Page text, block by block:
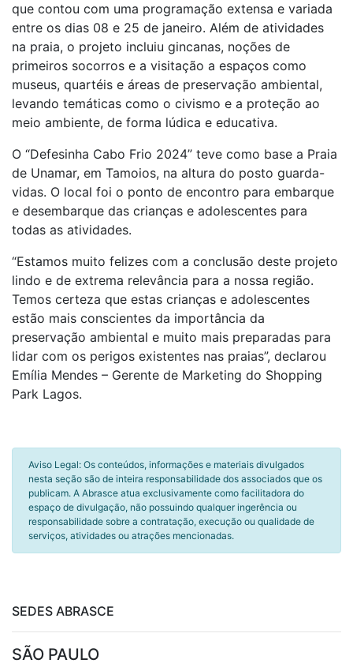
que contou com uma programação extensa e variada
entre os dias 08 e 25 de janeiro. Além de atividades
na praia, o projeto incluiu gincanas, noções de
primeiros socorros e a visitação a espaços como
museus, quartéis e áreas de preservação ambiental,
levando temáticas como o civismo e a proteção ao
meio ambiente, de forma lúdica e educativa.
O “Defesinha Cabo Frio 2024” teve como base a Praia
de Unamar, em Tamoios, na altura do posto guarda-
vidas. O local foi o ponto de encontro para embarque
e desembarque das crianças e adolescentes para
todas as atividades.
“Estamos muito felizes com a conclusão deste projeto
lindo e de extrema relevância para a nossa região.
Temos certeza que estas crianças e adolescentes
estão mais conscientes da importância da
preservação ambiental e muito mais preparadas para
lidar com os perigos existentes nas praias”, declarou
Emília Mendes – Gerente de Marketing do Shopping
Park Lagos.
Aviso Legal: Os conteúdos, informações e materiais divulgados
nesta seção são de inteira responsabilidade dos associados que os
publicam. A Abrasce atua exclusivamente como facilitadora do
espaço de divulgação, não possuindo qualquer ingerência ou
responsabilidade sobre a contratação, execução ou qualidade de
serviços, atividades ou atrações mencionadas.
SEDES ABRASCE
SÃO PAULO